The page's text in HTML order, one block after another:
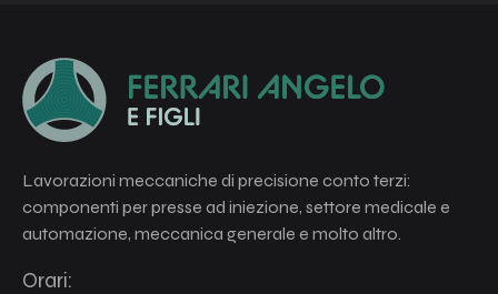
Lavorazioni meccaniche di precisione conto terzi:
componenti per presse ad iniezione, settore medicale e
automazione, meccanica generale e molto altro.
Orari: